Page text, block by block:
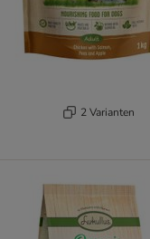
2 Varianten